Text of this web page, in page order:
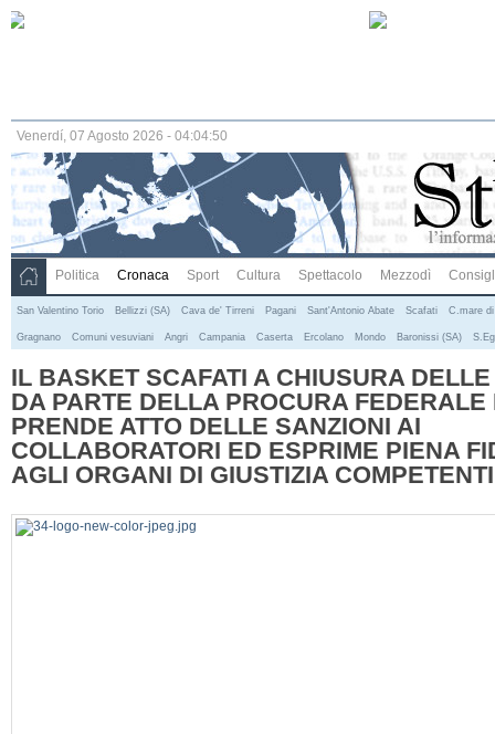
Venerdí, 07 Agosto 2026 - 04:04:50
Politica Cronaca Sport Cultura Spettacolo Mezzodì
San Valentino Torio Bellizzi (SA) Cava de' Tirreni Pagani Sant'Antonio Abate Scafati C.mare
Gragnano Comuni vesuviani Angri Campania Caserta Ercolano Mondo Baronissi (SA)
IL BASKET SCAFATI A CHIUSURA
DA PARTE DELLA PROCURA FEDERALE
PRENDE ATTO DELLE SANZIONI AI
COLLABORATORI ED ESPRIME PIENA
AGLI ORGANI DI GIUSTIZIA COMPETENTI